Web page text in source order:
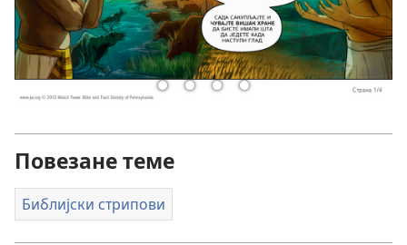
Повезане теме
Библијски стрипови